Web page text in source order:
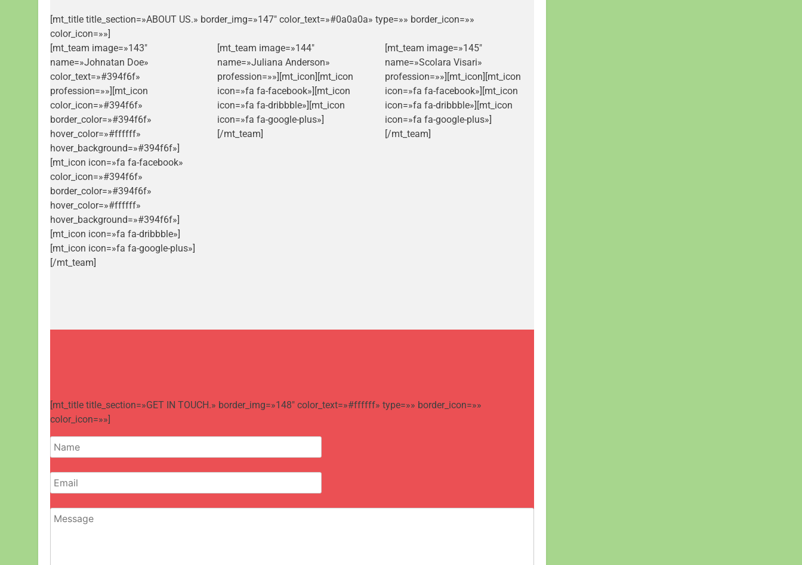
[mt_title title_section=»ABOUT US.» border_img=»147″ color_text=»#0a0a0a» type=»» border_icon=»»
color_icon=»»]
[mt_team image=»143″
name=»Johnatan Doe»
color_text=»#394f6f»
profession=»»][mt_icon
color_icon=»#394f6f»
border_color=»#394f6f»
hover_color=»#ffffff»
hover_background=»#394f6f»]
[mt_icon icon=»fa fa-facebook»
color_icon=»#394f6f»
border_color=»#394f6f»
hover_color=»#ffffff»
hover_background=»#394f6f»]
[mt_icon icon=»fa fa-dribbble»]
[mt_icon icon=»fa fa-google-plus»]
[/mt_team]
[mt_team image=»144″
name=»Juliana Anderson»
profession=»»][mt_icon][mt_icon
icon=»fa fa-facebook»][mt_icon
icon=»fa fa-dribbble»][mt_icon
icon=»fa fa-google-plus»]
[/mt_team]
[mt_team image=»145″
name=»Scolara Visari»
profession=»»][mt_icon][mt_icon
icon=»fa fa-facebook»][mt_icon
icon=»fa fa-dribbble»][mt_icon
icon=»fa fa-google-plus»]
[/mt_team]
[mt_title title_section=»GET IN TOUCH.» border_img=»148″ color_text=»#ffffff» type=»» border_icon=»»
color_icon=»»]